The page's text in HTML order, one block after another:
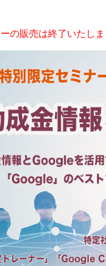
の販売は終了いたし